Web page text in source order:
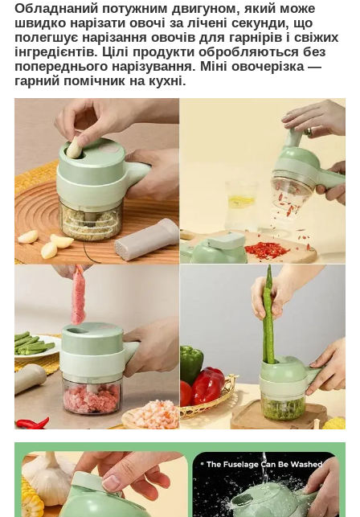
Обладнаний потужним двигуном, який може
швидко нарізати овочі за лічені секунди, що
полегшує нарізання овочів для гарнірів і свіжих
інгредієнтів. Цілі продукти обробляються без
попереднього нарізування. Міні овочерізка —
гарний помічник на кухні.